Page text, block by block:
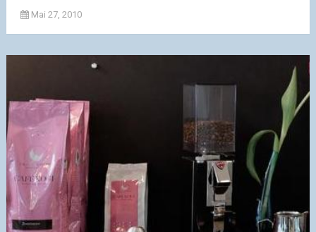
Mai 27, 2010